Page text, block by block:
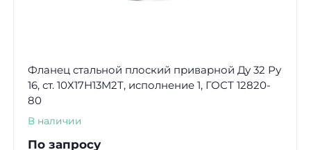
Фланец стальной плоский приварной Ду 32 Ру
16, ст. 10Х17Н13М2Т, исполнение 1, ГОСТ 12820-
80
В наличии
По запросу